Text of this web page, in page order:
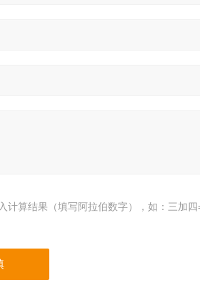
计算结果（填写阿拉伯数字），如：三加四